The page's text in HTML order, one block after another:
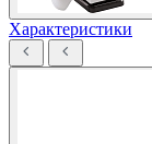
Характеристики